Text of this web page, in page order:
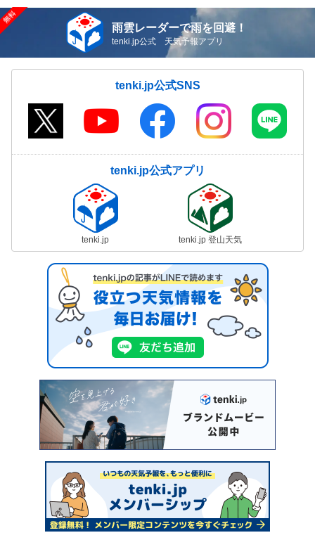
雨雲レーダーで雨を回避！
tenki.jp公式 天気予報アプリ
tenki.jp公式SNS
tenki.jp公式アプリ
tenki.jp tenki.jp 登山天気